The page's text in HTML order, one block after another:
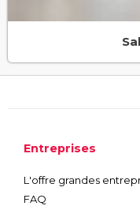
Entreprises
L'offre grandes
FAQ